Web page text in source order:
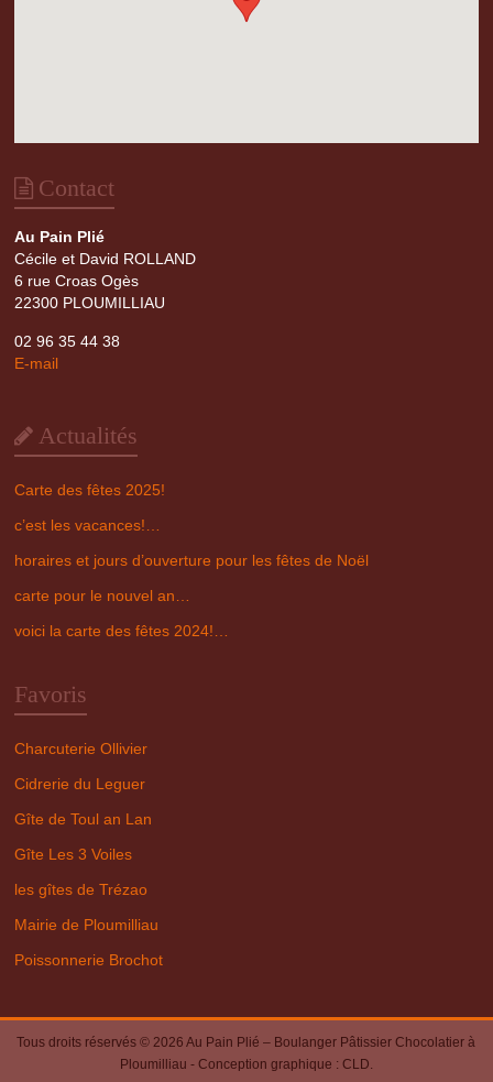
Contact
Au Pain Plié
Cécile et David ROLLAND
6 rue Croas Ogès
22300 PLOUMILLIAU
02 96 35 44 38
E-mail
Actualités
Carte des fêtes 2025!
c’est les vacances!…
horaires et jours d’ouverture pour les fêtes de Noël
carte pour le nouvel an…
voici la carte des fêtes 2024!…
Favoris
Charcuterie Ollivier
Cidrerie du Leguer
Gîte de Toul an Lan
Gîte Les 3 Voiles
les gîtes de Trézao
Mairie de Ploumilliau
Poissonnerie Brochot
Tous droits réservés © 2026Au Pain Plié – Boulanger Pâtissier Chocolatier à
Ploumilliau - Conception graphique : CLD.